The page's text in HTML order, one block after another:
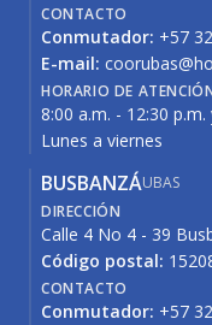
CONTACTO
Conmutador: +57
E-mail:
HORARIO DE
8:00 a.m. - 12:30
Lunes a viernes
BUSBANZÁUBAS
DIRECCIÓN
Calle 4 No 4 - 39
Código postal:
CONTACTO
Conmutador: +57